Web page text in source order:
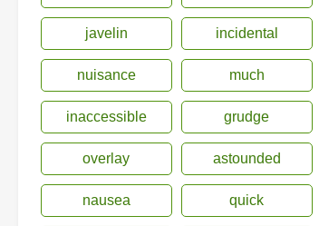
javelin incidental
nuisance much
inaccessible grudge
overlay astounded
nausea quick